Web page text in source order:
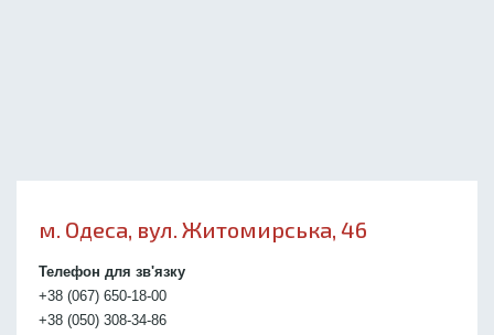
м. Одеса, вул. Житомирська, 46
Телефон для зв'язку
+38 (067) 650-18-00
+38 (050) 308-34-86